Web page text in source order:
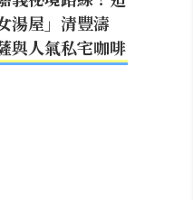
湯屋」清豐濤
與人氣私宅咖啡